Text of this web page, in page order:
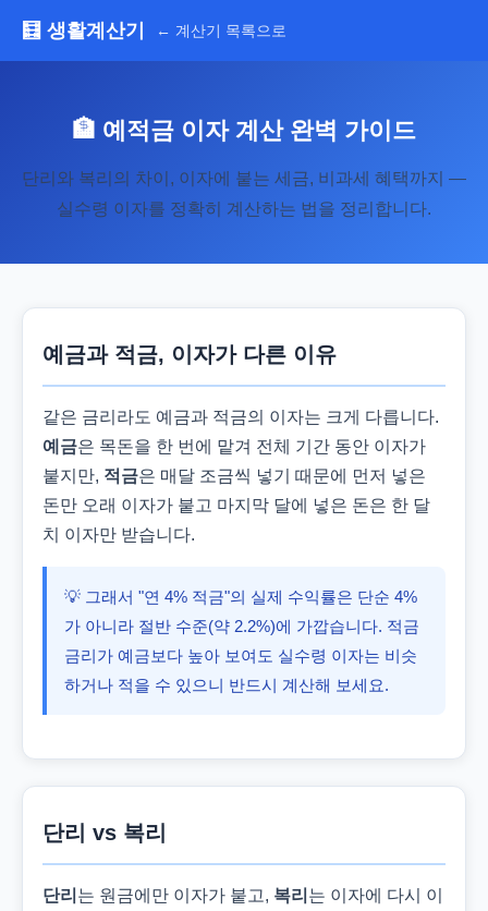
🧮 생활계산기 ← 계산기 목록으로
🏦 예적금 이자 계산 완벽 가이드
단리와 복리의 차이, 이자에 붙는 세금, 비과세 혜택까지 —
실수령 이자를 정확히 계산하는 법을 정리합니다.
예금과 적금, 이자가 다른 이유
같은 금리라도 예금과 적금의 이자는 크게 다릅니다.
예금은 목돈을 한 번에 맡겨 전체 기간 동안 이자가
붙지만, 적금은 매달 조금씩 넣기 때문에 먼저 넣은
돈만 오래 이자가 붙고 마지막 달에 넣은 돈은 한 달
치 이자만 받습니다.
💡 그래서 "연 4% 적금"의 실제 수익률은 단순 4%
가 아니라 절반 수준(약 2.2%)에 가깝습니다. 적금
금리가 예금보다 높아 보여도 실수령 이자는 비슷
하거나 적을 수 있으니 반드시 계산해 보세요.
단리 vs 복리
단리 는 원금에만 이자가 붙고, 복리 는 이자에 다시 이